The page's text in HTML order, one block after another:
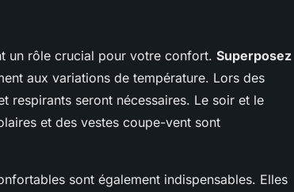
un rôle crucial pour votre confort. Superposez
aux variations de température. Lors des
respirants seront nécessaires. Le soir et le
et des vestes coupe-vent sont
sont également indispensables. Elles